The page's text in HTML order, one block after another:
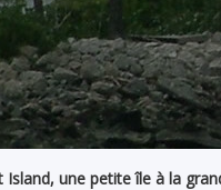
Island, une petite île à la